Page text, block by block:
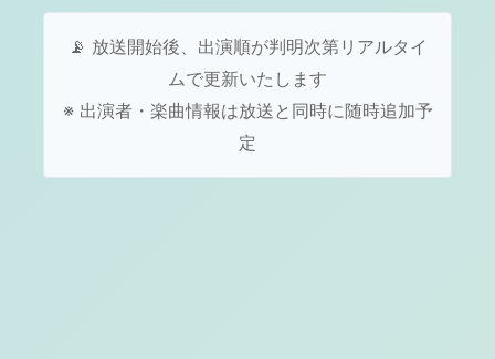
📡 放送開始後、出演順が判明次第リアルタイ
ムで更新いたします
※ 出演者・楽曲情報は放送と同時に随時追加予
定